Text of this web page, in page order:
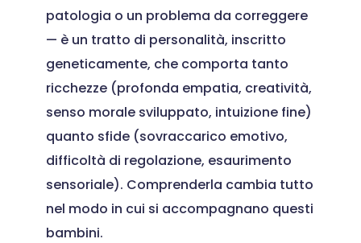
patologia o un problema da correggere
— è un tratto di personalità, inscritto
geneticamente, che comporta tanto
ricchezze (profonda empatia, creatività,
senso morale sviluppato, intuizione fine)
quanto sfide (sovraccarico emotivo,
difficoltà di regolazione, esaurimento
sensoriale). Comprenderla cambia tutto
nel modo in cui si accompagnano questi
bambini.